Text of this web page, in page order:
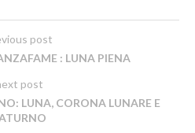
post
: LUNA PIENA
post
LUNA, CORONA LUNARE E